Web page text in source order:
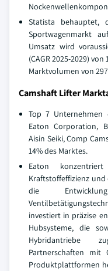
Statista behauptet,
Sportwagenmarkt
Umsatz wird
(CAGR 2025-2029)
Marktvolumen von
Camshaft Lifter
Top 7 Unternehmen
Eaton Corporation,
Aisin Seiki, Comp
14% des Marktes.
Eaton
Kraftstoffeffizienz und
die
investiert in präzise
Hubsysteme, die
Hybridantriebe
Partnerschaften mit
Produktplattformen